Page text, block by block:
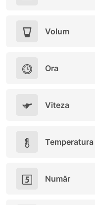
Volum
Ora
Viteza
Temperatura
Număr